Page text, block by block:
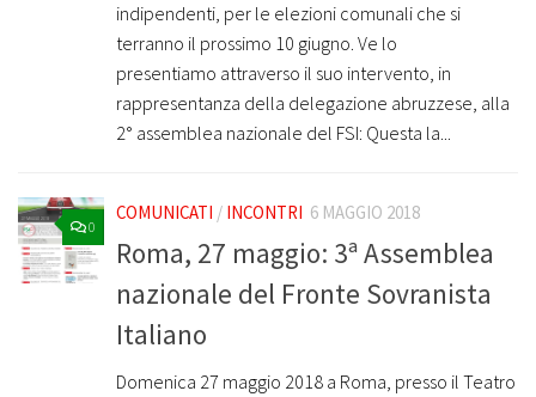
indipendenti, per le elezioni comunali che si
terranno il prossimo 10 giugno. Ve lo
presentiamo attraverso il suo intervento, in
rappresentanza della delegazione abruzzese, alla
2° assemblea nazionale del FSI: Questa la...
0
COMUNICATI / INCONTRI 6 MAGGIO 2018
Roma, 27 maggio: 3ª Assemblea
nazionale del Fronte Sovranista
Italiano
Domenica 27 maggio 2018 a Roma, presso il Teatro